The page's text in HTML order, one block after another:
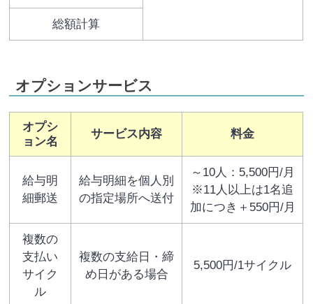
総額計算
オプションサービス
オプシ
ョン名
サービス内容 料金
給与明
細郵送
給与明細を個人別
の指定場所へ送付
～10人：5,500円/月
※11人以上は1名追
加につき＋550円/月
複数の
支払い
サイク
ル
複数の支給日・締
め日がある場合
5,500円/1サイクル